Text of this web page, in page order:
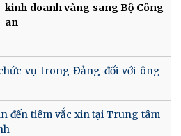
kinh doanh vàng sang Bộ Công
an
vụ trong Đảng đối với ông
đến tiêm vắc xin tại Trung tâm